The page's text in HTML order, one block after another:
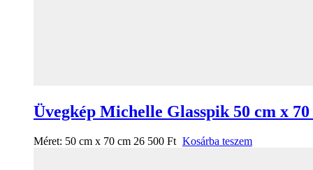
Üvegkép Michelle Glasspik 50 cm x
Méret: 50 cm x 70 cm 26 500 Ft Kosárba teszem